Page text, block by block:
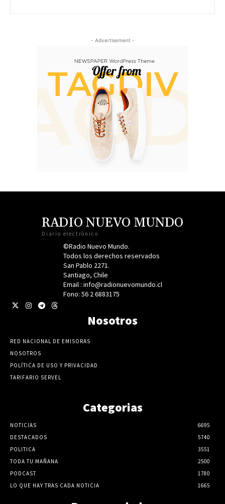
- Advertisement -
RADIO NUEVO MUNDO
Diario electrónico
©Radio Nuevo Mundo.
Todos los derechos reservados
San Pablo 2271.
Santiago, Chile
Email : info@radionuevomundo.cl
Fono: 56 2 6883175
Nosotros
RED NACIONAL DE EMISORAS
NOSOTROS
POLÍTICA DE USO Y PRIVACIDAD
TARIFARIO SERVEL
Categorias
NOTICIAS
6695
DESTACADOS
5740
POLITICA
3551
TODA TU MAÑANA
2500
PODCAST
1780
LO QUE HAY TRAS CADA NOTICIA
1665